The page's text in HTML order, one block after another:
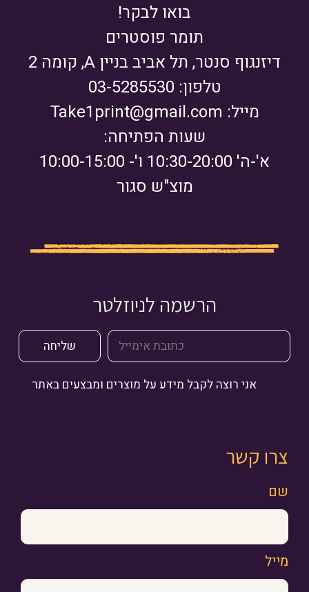
בואו לבקר!
תומר פוסטרים
דיזנגוף סנטר, תל אביב בניין A, קומה 2
טלפון: 03-5285530
מייל: Take1print@gmail.com
שעות הפתיחה:
א'-ה' 10:30-20:00 ו'- 10:00-15:00
מוצ"ש סגור
הרשמה לניוזלטר
אני רוצה לקבל מידע על מוצרים ומבצעים באתר
צרו קשר
שם
מייל